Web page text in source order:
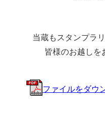
当蔵もスタンプラ
皆様のお越しを
ファイルをダウ